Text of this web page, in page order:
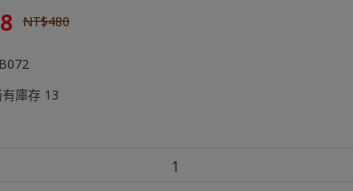
NT$480
庫存 13